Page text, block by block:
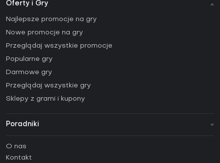
Oferty i Gry
Najlepsze promocje na gry
Nowe promocje na gry
Przeglądaj wszystkie promocje
Popularne gry
Darmowe gry
Przeglądaj wszystkie gry
Sklepy z grami i kupony
Poradniki
Poradniki
O nas
Kontakt